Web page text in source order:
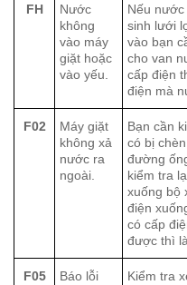
FH
Nước
không
vào máy
giặt hoặc
vào yếu.
Nếu
sinh lưới
vào bạn
cho van
cấp điện
điện mà
F02
Máy giặt
không xả
nước ra
ngoài.
Bạn cần
có bị
đường
kiểm tra
xuống bộ
điện
có cấp
được thì
F05
Báo lỗi
Kiểm tra